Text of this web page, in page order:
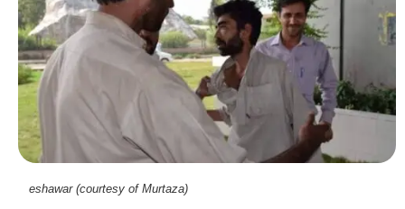
eshawar (courtesy of Murtaza)